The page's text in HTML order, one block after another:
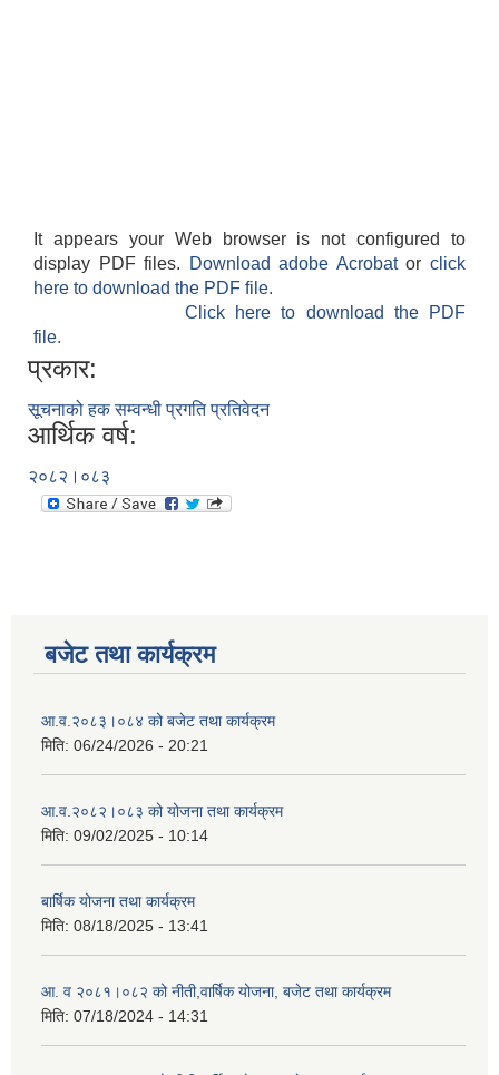
It appears your Web browser is not configured to
display PDF files.
Download adobe Acrobatorclick
here to download the PDF file.
Click here to download the PDF
file.
प्रकार:
सूचनाको हक सम्वन्धी प्रगति प्रतिवेदन
आर्थिक वर्ष:
२०८२।०८३
बजेट तथा कार्यक्रम
आ.व.२०८३।०८४ को बजेट तथा कार्यक्रम
मिति: 06/24/2026 - 20:21
आ.व.२०८२।०८३ को योजना तथा कार्यक्रम
मिति: 09/02/2025 - 10:14
बार्षिक योजना तथा कार्यक्रम
मिति: 08/18/2025 - 13:41
आ. व २०८१।०८२ को नीती,वार्षिक योजना, बजेट तथा कार्यक्रम
मिति: 07/18/2024 - 14:31